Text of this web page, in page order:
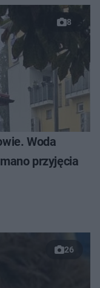
8
Woda
przyjęcia
26